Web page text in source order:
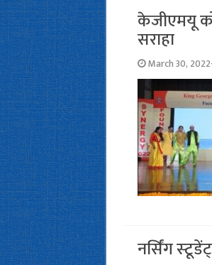
केजीएमयू
सराहा
March 30,
नर्सिंग